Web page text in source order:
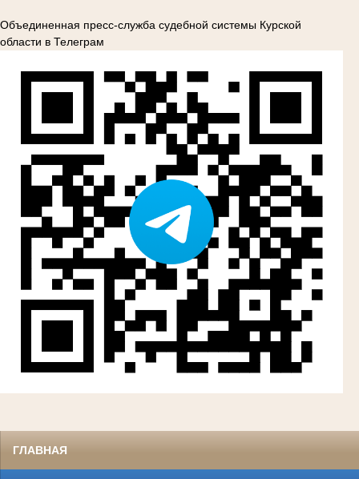
Объединенная пресс-служба судебной системы Курской
области в Телеграм
ГЛАВНАЯ